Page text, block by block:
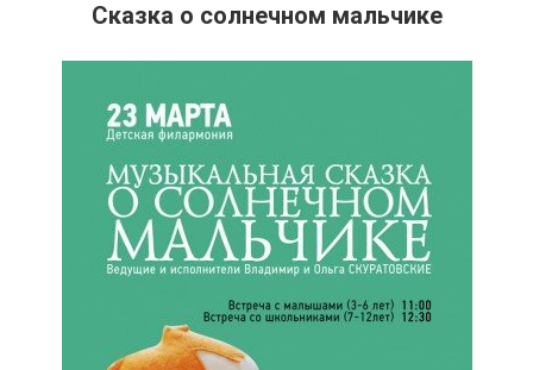
Сказка о солнечном мальчике